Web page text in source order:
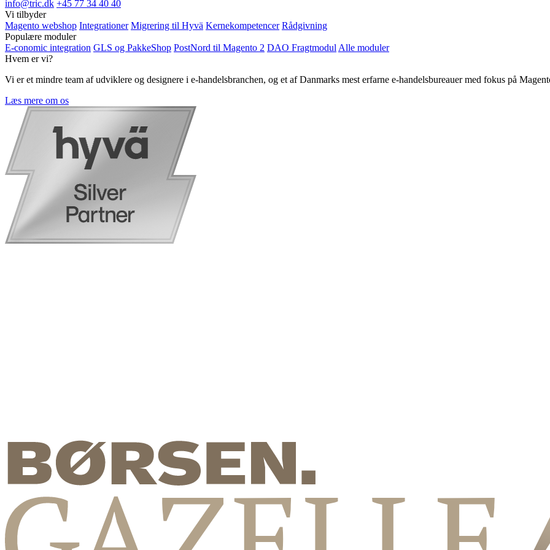
info@tric.dk +45 77 34 40 40
Vi tilbyder
Magento webshop Integrationer Migrering til Hyvä Kernekompetencer Rådgivning
Populære moduler
E-conomic integration GLS og PakkeShop PostNord til Magento 2 DAO Fragtmodul Alle moduler
Hvem er vi?
Vi er et mindre team af udviklere og designere i e-handelsbranchen, og et af Danmarks mest erfarne e-handelsbureauer med fokus på
Læs mere om os